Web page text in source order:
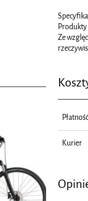
Produkty
Ze
Kurier